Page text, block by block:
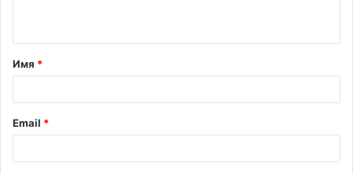
т
а
й
*
Имя *
Email *